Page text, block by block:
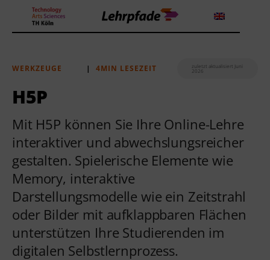
Lehrstrategie
Workshops
Über uns
WERKZEUGE | 4MIN LESEZEIT zuletzt aktualisiert Juni
2026
H5P
Mit H5P können Sie Ihre Online-Lehre
interaktiver und abwechslungsreicher
gestalten. Spielerische Elemente wie
Memory, interaktive
Darstellungsmodelle wie ein Zeitstrahl
oder Bilder mit aufklappbaren Flächen
unterstützen Ihre Studierenden im
digitalen Selbstlernprozess.